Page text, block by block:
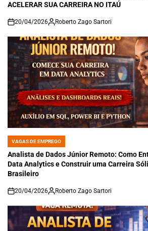
ACELERAR SUA CARREIRA NO ITAÚ
on
20/04/2026 Roberto Zago Sartori
POSTED
IN
VAGAS DE EMPREGO
Analista de Dados Júnior Remoto: Como
Data Analytics e Construir uma Carreira
Brasileiro
on
20/04/2026 Roberto Zago Sartori